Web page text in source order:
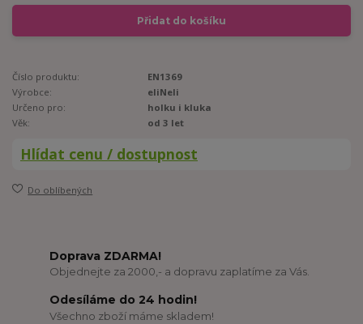
Přidat do košíku
Číslo produktu:
EN1369
Výrobce:
eliNeli
Určeno pro:
holku i kluka
Věk:
od 3 let
Hlídat cenu / dostupnost
Do oblíbených
Doprava ZDARMA!
Objednejte za 2000,- a dopravu zaplatíme za Vás.
Odesíláme do 24 hodin!
Všechno zboží máme skladem!